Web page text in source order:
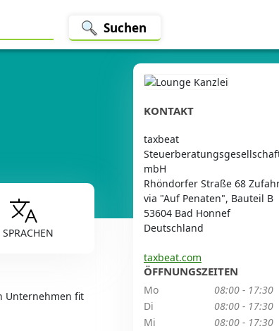
Suchen
Unternehmen fit
KONTAKT
taxbeat
mbH
Rhöndorfer Straße 68
via "Auf Penaten", Bauteil B
53604 Bad Honnef
Deutschland
taxbeat.com
ÖFFNUNGSZEITEN
Mo
08:00 - 17:30
Di
08:00 - 17:30
Mi
08:00 - 17:30